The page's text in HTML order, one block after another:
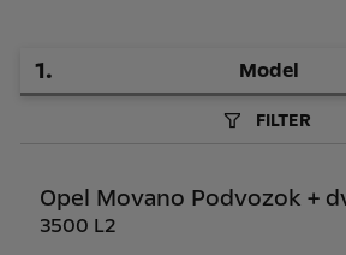
1. Model
FILTER
Opel Movano Podvozok +
3500 L2